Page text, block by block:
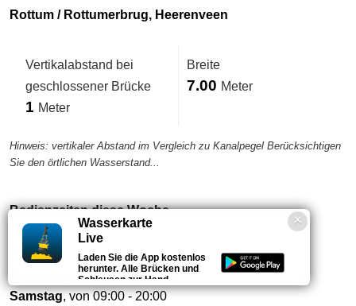
Rottum / Rottumerbrug, Heerenveen
Vertikalabstand bei
geschlossener Brücke
1 Meter
Breite
7.00 Meter
Hinweis: vertikaler Abstand im Vergleich zu Kanalpegel Berücksichtigen
Sie den örtlichen Wasserstand...
Bedienzeiten diese Woche
Ab 01-06 bis 31-08
Arbeitstage, von 09:00 - 20:00
Samstag, von 09:00 - 20:00
Wasserkarte
Live
Laden Sie die App kostenlos
herunter. Alle Brücken und
Schleusen zur Hand.